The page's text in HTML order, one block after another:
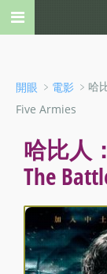
開眼 ﹥ 電影 ﹥哈
Five Armies
哈比人
The